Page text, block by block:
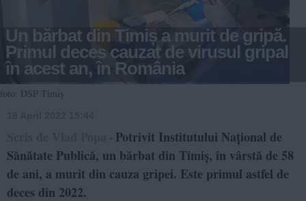
Un bărbat din Timiș a murit de gripă.
Primul deces cauzat de virusul gripal
în acest an, în România
foto: DSP Timiș
- Potrivit Institutului Național de
Sănătate Publică, un bărbat din Timiș, în vârstă de 58
de ani, a murit din cauza gripei. Este primul astfel de
deces din 2022.